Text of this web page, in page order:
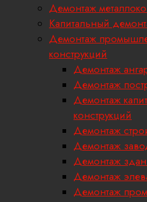
Демонтаж
Капитальный
Демонтаж
конструкций
Демонтаж
Демонтаж
Демонтаж
конструкций
Демонтаж
Демонтаж
Демонтаж
Демонтаж
Демонтаж